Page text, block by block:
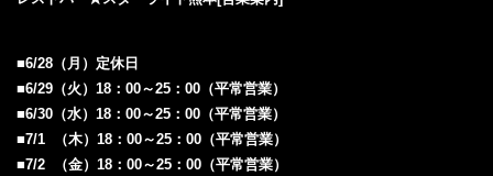
■6/28（月）定休日
■6/29（火）18：00～25：00（平常営業）
■6/30（水）18：00～25：00（平常営業）
■7/1 （木）18：00～25：00（平常営業）
■7/2 （金）18：00～25：00（平常営業）